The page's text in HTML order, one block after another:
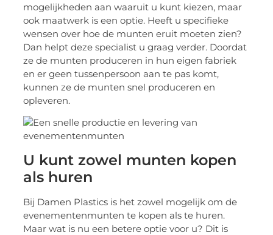
mogelijkheden aan waaruit u kunt kiezen, maar
ook maatwerk is een optie. Heeft u specifieke
wensen over hoe de munten eruit moeten zien?
Dan helpt deze specialist u graag verder. Doordat
ze de munten produceren in hun eigen fabriek
en er geen tussenpersoon aan te pas komt,
kunnen ze de munten snel produceren en
opleveren.
U kunt zowel munten kopen
als huren
Bij Damen Plastics is het zowel mogelijk om de
evenementenmunten te kopen als te huren.
Maar wat is nu een betere optie voor u? Dit is